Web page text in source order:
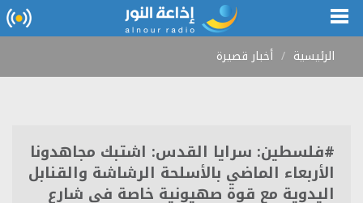
الرئيسية أخبار قصيرة
#فلسطين: سرايا القدس: اشتبك مجاهدونا
الأربعاء الماضي بالأسلحة الرشاشة والقنابل
اليدوية مع قوة صهيونية خاصة في شارع